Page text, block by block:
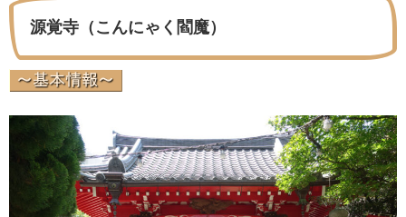
源覚寺（こんにゃく閻魔）